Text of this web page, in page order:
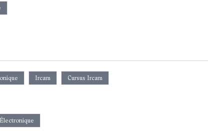
Ircam Cursus Ircam
Électronique